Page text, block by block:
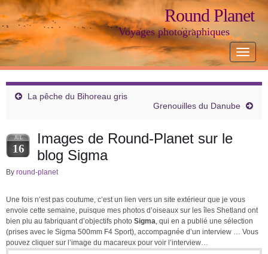
Toggle
Round Planet
Voyages photographiques
La pêche du Bihoreau gris
Grenouilles du Danube
JUL
16
Images de Round-Planet sur le
blog Sigma
By round-planet
Une fois n’est pas coutume, c’est un lien vers un site extérieur que je vous
envoie cette semaine, puisque mes photos d’oiseaux sur les îles Shetland ont
bien plu au fabriquant d’objectifs photo Sigma , qui en a publié une sélection
(prises avec le Sigma 500mm F4 Sport), accompagnée d’un interview … Vous
pouvez cliquer sur l’image du macareux pour voir l’interview…